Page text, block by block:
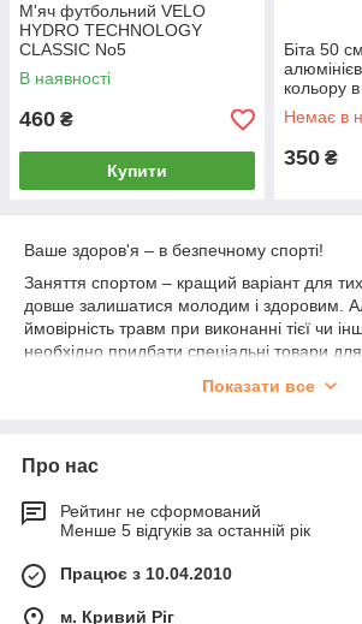
М'яч футбольний VELO
HYDRO TECHNOLOGY
CLASSIC No5
В наявності
460 ₴
Купити
Біта 50
кольору
Немає в
350 ₴
Ваше здоров'я – в безпечному спорті!
Заняття спортом – кращий варіант для
довше залишатися молодим і здоровим.
ймовірність травм при виконанні тієї чи
необхідно придбати спеціальні товари
колін, зап'ястя, ліктя. Вони убезпечать
Що купити? Каталог продукції для здоров'я
На сайті нашого магазину можна купити
здоров'я. Для вашої зручності вони розбиті
«Для схуднення» і «Спортивна захист».
товари для схуднення ви знайдете:
Показати все
Про нас
Рейтинг не сформований
Менше 5 відгуків за останній рік
Працює з 10.04.2010
м. Кривий Ріг